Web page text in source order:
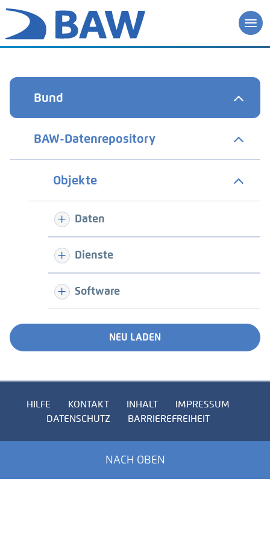
Bund
BAW-Datenrepository
Objekte
Daten
Dienste
Software
NEU LADEN
HILFE KONTAKT INHALT
IMPRESSUM
DATENSCHUTZ
BARRIEREFREIHEIT
NACH OBEN